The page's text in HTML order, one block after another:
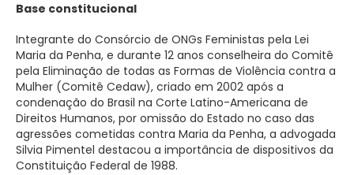
Base constitucional
Integrante do Consórcio de ONGs Feministas pela Lei
Maria da Penha, e durante 12 anos conselheira do Comitê
pela Eliminação de todas as Formas de Violência contra a
Mulher (Comitê Cedaw), criado em 2002 após a
condenação do Brasil na Corte Latino-Americana de
Direitos Humanos, por omissão do Estado no caso das
agressões cometidas contra Maria da Penha, a advogada
Silvia Pimentel destacou a importância de dispositivos da
Constituição Federal de 1988.